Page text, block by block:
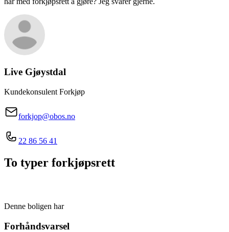
Live Gjøystdal
Kundekonsulent Forkjøp
forkjop@obos.no
22 86 56 41
To typer forkjøpsrett
Denne boligen har
Forhåndsvarsel